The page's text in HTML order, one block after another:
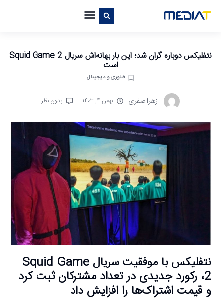
نتفلیکس دوباره گران شد؛ این بار بهانه‌اش سریال Squid Game 2
است
فناوری و دیجیتال
زهرا صفری بهمن ۴, ۱۴۰۳ بدون نظر
نتفلیکس با موفقیت سریال Squid Game
2، رکورد جدیدی در تعداد مشترکان ثبت کرد
و قیمت اشتراک‌ها را افزایش داد